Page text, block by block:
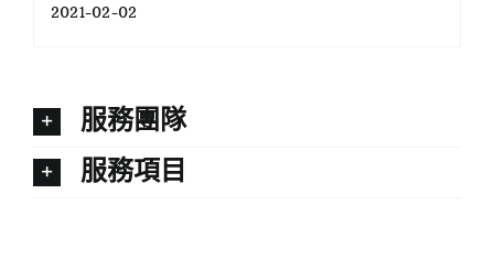
2021-02-02
服務團隊
服務項目